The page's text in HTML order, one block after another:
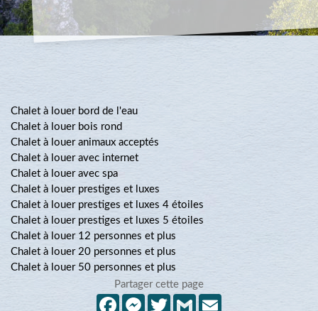
Chalet à louer bord de l'eau
Chalet à louer bois rond
Chalet à louer animaux acceptés
Chalet à louer avec internet
Chalet à louer avec spa
Chalet à louer prestiges et luxes
Chalet à louer prestiges et luxes 4 étoiles
Chalet à louer prestiges et luxes 5 étoiles
Chalet à louer 12 personnes et plus
Chalet à louer 20 personnes et plus
Chalet à louer 50 personnes et plus
Partager cette page
FacebookMessenger
TwitterGmail